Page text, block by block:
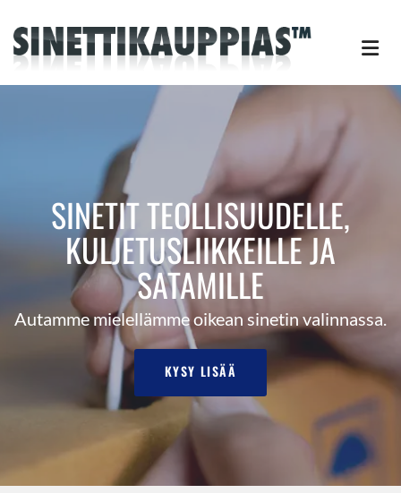
SINETIT TEOLLISUUDELLE,
KULJETUSLIIKKEILLE JA
SATAMILLE
Autamme mielellämme oikean sinetin valinnassa.
KYSY LISÄÄ